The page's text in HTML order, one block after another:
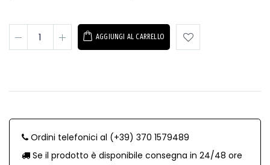
AGGIUNGI AL CARRELLO
Ordini telefonici al (+39) 370 1579489
Se il prodotto è disponibile consegna in 24/48 ore